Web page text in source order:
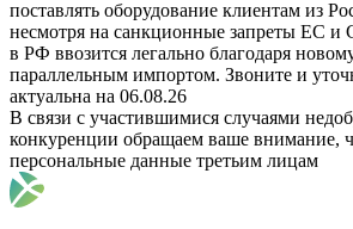
поставлять оборудование клиентам из
несмотря на санкционные запреты ЕС
в РФ ввозится легально благодаря
параллельным импортом. Звоните и
актуальна на 06.08.26
В связи с участившимися случаями
конкуренции обращаем ваше внимание,
персональные данные третьим лицам